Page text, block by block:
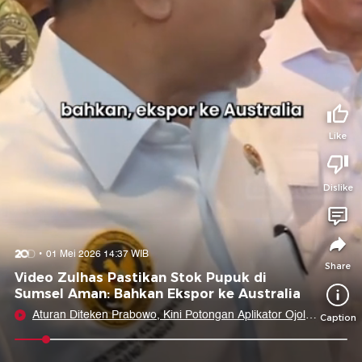
Like
Dislike
Share
Caption
01 Mei 2026 14:37 WIB
Video Zulhas Pastikan Stok Pupuk di
Sumsel Aman: Bahkan Ekspor ke Australia
Aturan Diteken Prabowo, Kini Potongan Aplikator Ojol
Maks 8 Persen!
Share to
Facebook Telegram
Copy Link
Copy Embed &
Suka video ini?
Login untuk menyampaikan pendapat.
Tidak suka video ini?
Login untuk menyampaikan pendapat.